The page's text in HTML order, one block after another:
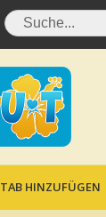
TAB HINZUFÜGEN